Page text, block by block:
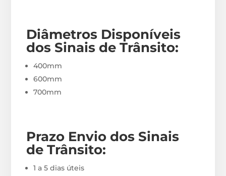
Diâmetros Disponíveis
dos Sinais de Trânsito:
400mm
600mm
700mm
Prazo Envio dos Sinais
de Trânsito:
1 a 5 dias úteis